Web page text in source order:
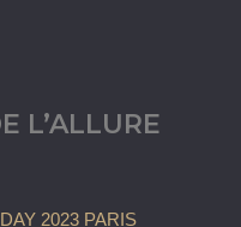
L’ALLURE